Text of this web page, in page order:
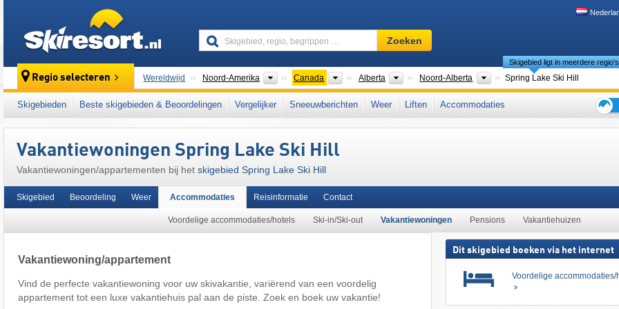
Skigebied,
regio,
…
Zoeken
Regio selecteren Wereldwijd Noord-Amerika Continenten
Canada LandenAlberta Provincies
Noord-Alberta Regio's
Skigebied ligt in meerdere regio's
Spring Lake Ski Hill
Dit skigebied ligt ook in: Canadian Prairies West-Canada
Skigebieden Beste skigebieden & Beoordelingen Vergelijker Sneeuwberichten Weer Liften
Accommodaties
Vakantiewoningen Spring Lake Ski Hill
Vakantiewoningen/appartementen bij het skigebied Spring Lake Ski Hill
Skigebied Beoordeling Weer Accommodaties
Voordelige accommodaties/hotels Ski-in/Ski-out Vakantiewoningen Pensions Vakantiehuizen
Reisinformatie Contact
Vakantiewoning/appartement
Vind de perfecte vakantiewoning voor uw skivakantie, variërend van een voordelig
appartement tot een luxe vakantiehuis pal aan de piste. Zoek en boek uw vakantie!
Dit skigebied boeken via het internet
Voordelige accommodaties/